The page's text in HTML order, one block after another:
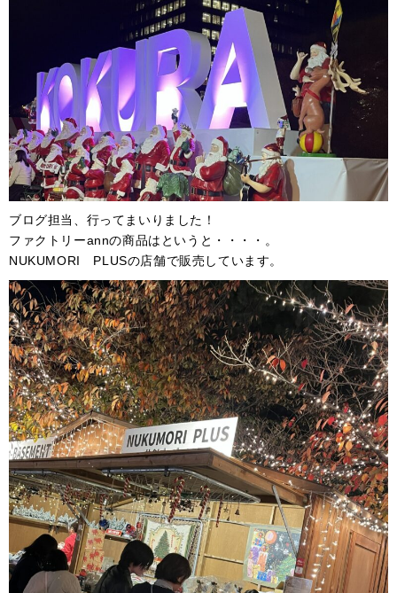
ブログ担当、行ってまいりました！
ファクトリーannの商品はというと・・・・。
NUKUMORI PLUSの店舗で販売しています。